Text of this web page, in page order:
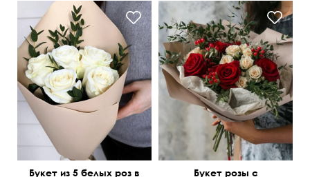
50 см 15 см
Букет из 5 белых роз в
40 см 45 см
Букет розы с